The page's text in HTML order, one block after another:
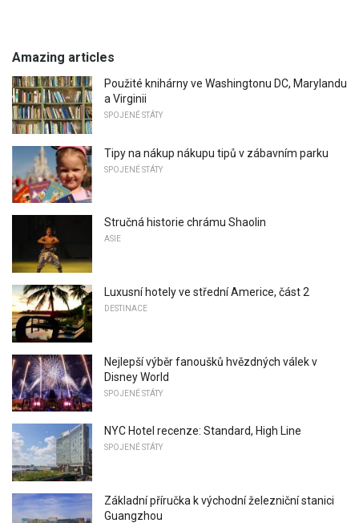
Amazing articles
Použité knihárny ve Washingtonu DC, Marylandu
a Virginii
SPOJENÉ STÁTY
Tipy na nákup nákupu tipů v zábavním parku
SPOJENÉ STÁTY
Stručná historie chrámu Shaolin
ASIE
Luxusní hotely ve střední Americe, část 2
DESTINACE
Nejlepší výběr fanoušků hvězdných válek v
Disney World
SPOJENÉ STÁTY
NYC Hotel recenze: Standard, High Line
SPOJENÉ STÁTY
Základní příručka k východní železniční stanici
Guangzhou